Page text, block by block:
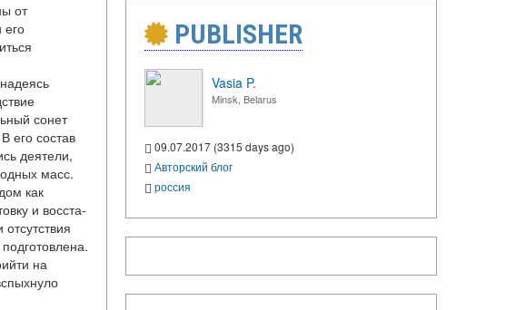
от
его
сонет
его состав
деятели,
масс.
как
и восста-
на
PUBLISHER
Vasia P.
Minsk, Belarus
09.07.2017 (3315 days ago)
Авторский блог
россия